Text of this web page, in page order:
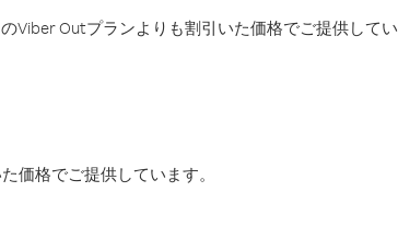
Viber Outプランよりも割引いた価格でご提供してい
価格でご提供しています。